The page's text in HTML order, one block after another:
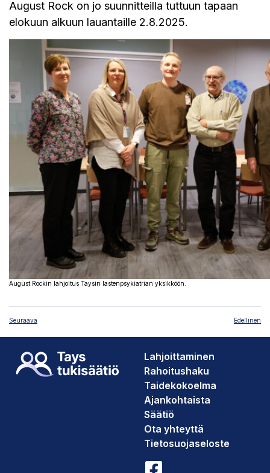
August Rock on jo suunnitteilla tuttuun tapaan
elokuun alkuun lauantaille 2.8.2025.
August Rockin lahjoitus Taysin lastenpsykiatrian yksikköön.
Seuraava Edellinen
Lahjoittaminen
Rahoitushaku
Taidekokoelma
Ajankohtaista
Säätiö
Ota yhteyttä
Tietosuojaseloste